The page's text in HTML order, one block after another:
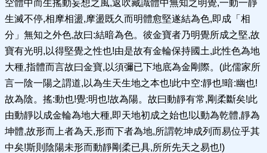
空體中而生搖動妄想之風,返吹藏識體中無知之明覺,一動一靜
生滅不停,相摩相盪,摩盪既久而明體愈堅遂結為色,即成「相
分」無知之外色,故曰:結暗為色。彼金寶者乃明覺所成之堅,故
寶有光明,以得堅覺之性也!由是故有金輪保持國土,此性色為地
大種,指體而言故曰金寶,以須彌已下地底為金剛際。(此儒家所
言一陰一陽之謂道,以為生天生地之本也!此中空:靜也!暗:幽也!
故為陰。搖:動也!覺:明也!故為陽。故曰動靜有常,剛柔斷矣!此
由動靜以成金輪為地大種,即天地初成之始也!以動為乾體,靜為
坤體,故形而上者為天,形而下者為地,所謂乾坤成列而易位乎其
中矣!斯則陰陽未形而動靜剛柔已具,所所先天之易也!)